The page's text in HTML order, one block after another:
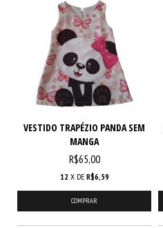
VESTIDO TRAPÉZIO PANDA SEM
MANGA
R$65,00
12 X DE R$6,59
COMPRAR